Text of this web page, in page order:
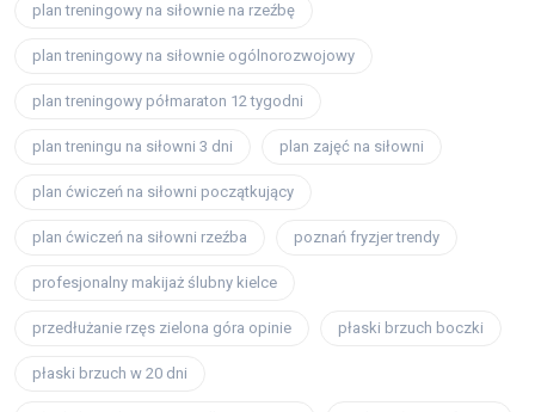
plan treningowy na siłownie na rzeźbę
plan treningowy na siłownie ogólnorozwojowy
plan treningowy półmaraton 12 tygodni
plan treningu na siłowni 3 dni plan zajęć na siłowni
plan ćwiczeń na siłowni początkujący
plan ćwiczeń na siłowni rzeźba poznań fryzjer trendy
profesjonalny makijaż ślubny kielce
przedłużanie rzęs zielona góra opinie płaski brzuch boczki
płaski brzuch w 20 dni